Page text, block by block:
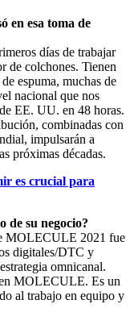
en esa toma de
días de trabajar
de colchones. Tienen
espuma, muchas de
nacional que nos
EE. UU. en 48 horas.
combinadas con
impulsarán a
próximas décadas.
es crucial para
de su negocio?
MOLECULE 2021 fue
digitales/DTC y
omnicanal.
MOLECULE. Es un
al trabajo en equipo y